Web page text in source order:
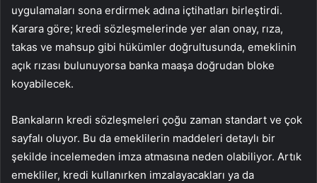
uygulamaları sona erdirmek adına içtihatları birleştirdi.
Karara göre; kredi sözleşmelerinde yer alan onay, rıza,
takas ve mahsup gibi hükümler doğrultusunda, emeklinin
açık rızası bulunuyorsa banka maaşa doğrudan bloke
koyabilecek.
Bankaların kredi sözleşmeleri çoğu zaman standart ve çok
sayfalı oluyor. Bu da emeklilerin maddeleri detaylı bir
şekilde incelemeden imza atmasına neden olabiliyor. Artık
emekliler, kredi kullanırken imzalayacakları ya da